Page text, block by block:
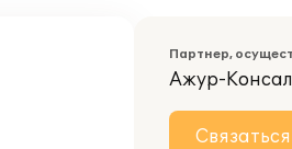
Партнер,
Ажур-
Связаться